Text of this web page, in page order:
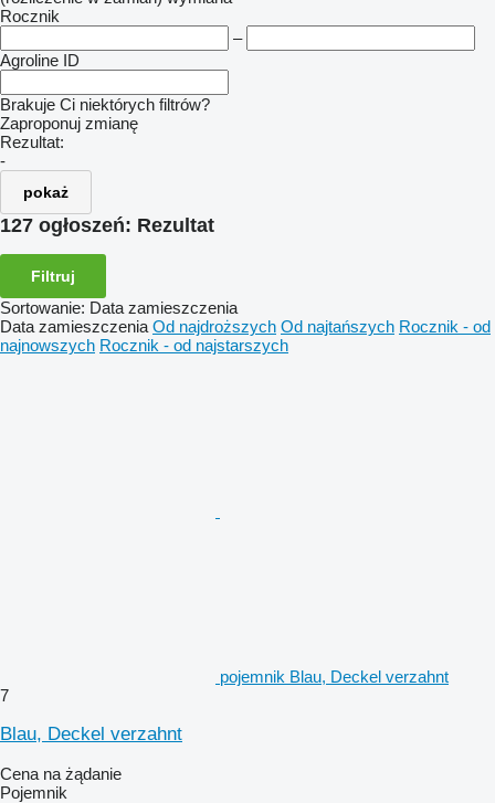
Rocznik
–
Agroline ID
Brakuje Ci niektórych filtrów?
Zaproponuj zmianę
Rezultat:
-
pokaż
127 ogłoszeń: Rezultat
Filtruj
Sortowanie: Data zamieszczenia
Data zamieszczenia Od najdroższych Od najtańszych Rocznik - od
najnowszych Rocznik - od najstarszych
pojemnik Blau, Deckel verzahnt
7
Blau, Deckel verzahnt
Cena na żądanie
Pojemnik